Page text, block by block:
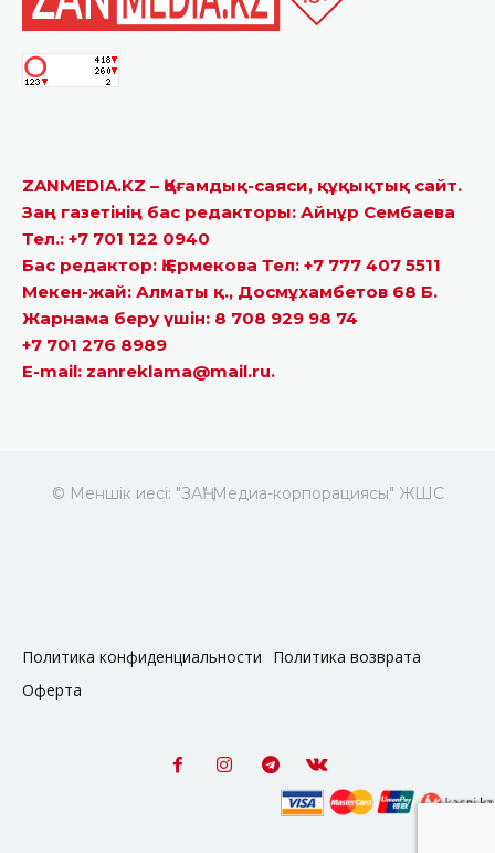
ZANMEDIA.KZ – Қоғамдық-саяси, құқықтық сайт.
Заң газетінің бас редакторы: Айнұр Сембаева
Тел.: +7 701 122 0940
Бас редактор: Қ.Ермекова Тел: +7 777 407 5511
Мекен-жай: Алматы қ., Досмұхамбетов 68 Б.
Жарнама беру үшін: 8 708 929 98 74
+7 701 276 8989
E-mail: zanreklama@mail.ru.
© Меншік иесі: "ЗАҢ" Медиа-корпорациясы" ЖШС
Политика конфиденциальности
Политика возврата
Оферта